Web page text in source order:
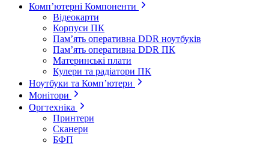
Комп’ютерні Компоненти
Відеокарти
Корпуси ПК
Пам’ять оперативна DDR ноутбуків
Пам’ять оперативна DDR ПК
Материнські плати
Кулери та радіатори ПК
Ноутбуки та Комп’ютери
Монітори
Оргтехніка
Принтери
Сканери
БФП